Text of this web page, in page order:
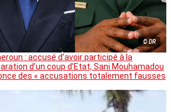
© DR
: accusé d’avoir participé à la
d’un coup d’Etat, Sani Mouhamadou
des « accusations totalement fausses